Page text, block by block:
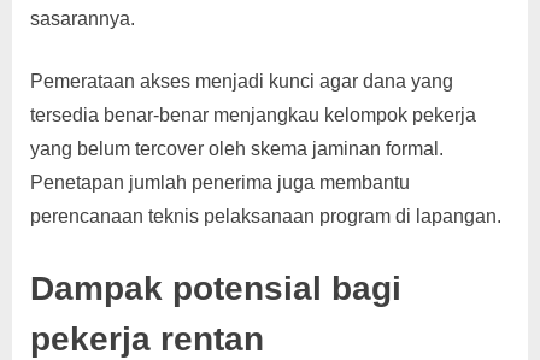
sasarannya.
Pemerataan akses menjadi kunci agar dana yang
tersedia benar-benar menjangkau kelompok pekerja
yang belum tercover oleh skema jaminan formal.
Penetapan jumlah penerima juga membantu
perencanaan teknis pelaksanaan program di lapangan.
Dampak potensial bagi
pekerja rentan